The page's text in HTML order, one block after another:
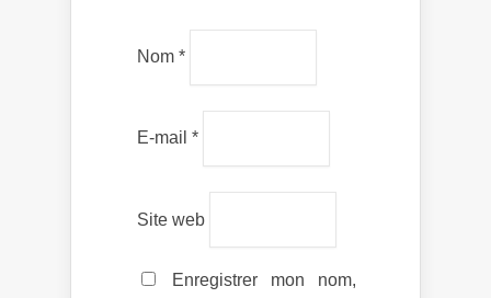
Nom *
E-mail *
Site web
Enregistrer mon nom,